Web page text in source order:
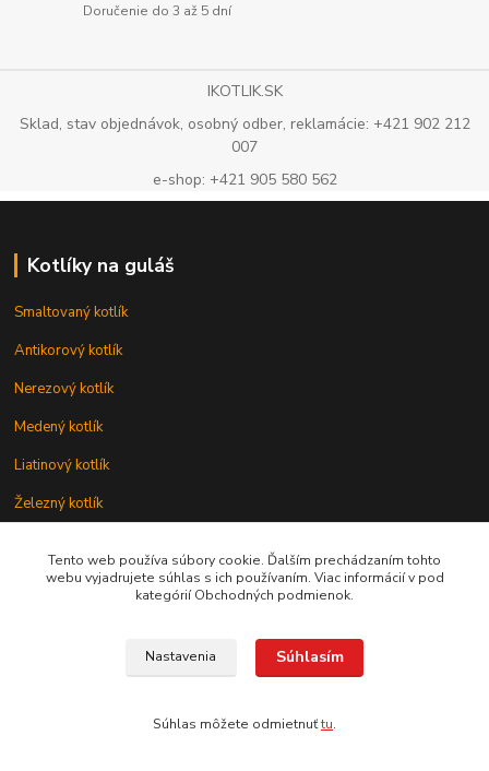
Doručenie do 3 až 5 dní
IKOTLIK.SK
Sklad, stav objednávok, osobný odber, reklamácie: +421 902 212
007
e-shop: +421 905 580 562
Kotlíky na guláš
Smaltovaný kotlík
Antikorový kotlík
Nerezový kotlík
Medený kotlík
Liatinový kotlík
Železný kotlík
Servírovací kotlík
Súpravy na varenie gulášu
Tento web používa súbory cookie. Ďalším prechádzaním tohto
webu vyjadrujete súhlas s ich používaním. Viac informácií v pod
kategórií Obchodných podmienok.
Nastavenia Súhlasím
Súhlas môžete odmietnuťtu.